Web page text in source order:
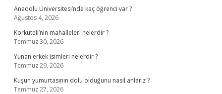
Anadolu Üniversitesi’nde kaç öğrenci var ?
Ağustos 4, 2026
Korkuteli’nin mahalleleri nelerdir ?
Temmuz 30, 2026
Yunan erkek isimleri nelerdir ?
Temmuz 29, 2026
Kuşun yumurtasının dolu olduğunu nasıl anlarız ?
Temmuz 27, 2026